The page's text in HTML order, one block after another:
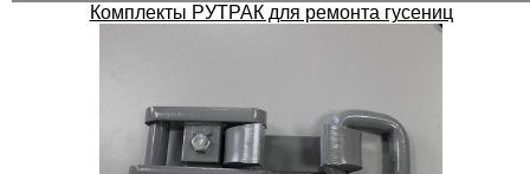
Комплекты РУТРАК для ремонта гусениц